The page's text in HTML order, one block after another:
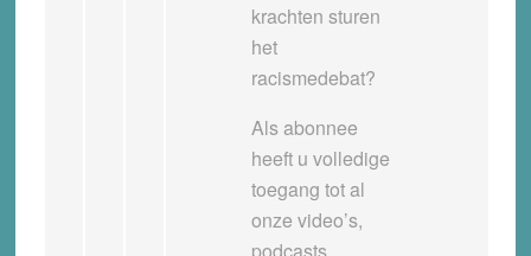
krachten sturen
het
racismedebat?
Als abonnee
heeft u volledige
toegang tot al
onze video’s,